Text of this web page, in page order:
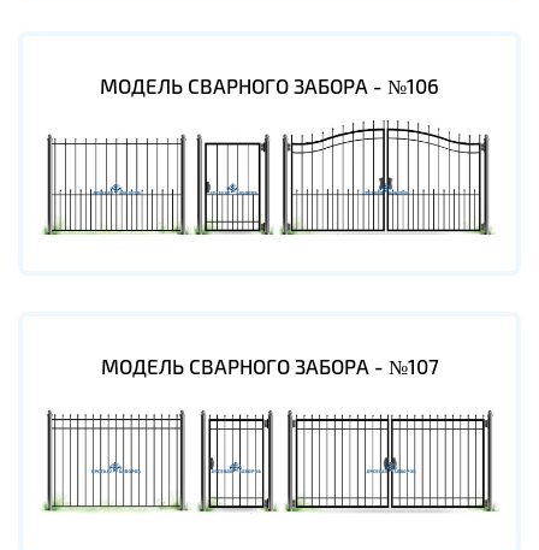
МОДЕЛЬ СВАРНОГО ЗАБОРА - №106
МОДЕЛЬ СВАРНОГО ЗАБОРА - №107